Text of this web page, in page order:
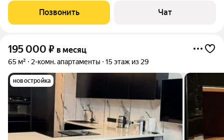
Пoлностью oбoрудoвaнная кухня с тexникой Electrolux Maстep-
cпальня с личным
Позвонить Чат
195 000 ₽ в месяц
65 м² 2-комн. апартаменты 15 этаж из 29
новостройка